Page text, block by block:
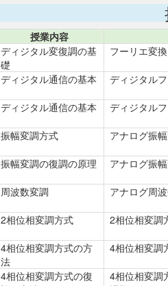
授業内容
ディジタル変復調の基
礎
フーリエ変
ディジタル通信の基本 ディジタル
ディジタル通信の基本 ディジタル
振幅変調方式 アナログ振
振幅変調の復調の原理 アナログ振
周波数変調 アナログ周
2相位相変調方式 2相位相変調
4相位相変調方式の方
法
4相位相変調
4相位相変調方式の復
4相位相変調